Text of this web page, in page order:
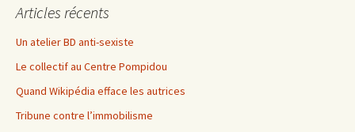
Articles récents
Un atelier BD anti-sexiste
Le collectif au Centre Pompidou
Quand Wikipédia efface les autrices
Tribune contre l’immobilisme